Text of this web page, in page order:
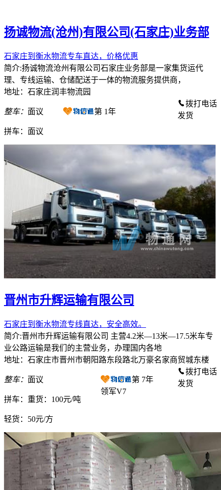
扬诚物流(沧州)有限公司(石家庄)业务部
石家庄到衡水物流专车直达，价格优惠
简介:扬诚物流沧州有限公司石家庄业务部是一家集货运代
理、专线运输、仓储配送于一体的物流服务提供商，
地址：石家庄润丰物流园
整车： 面议
拼车： 面议
第 1年
拨打电话
发货
晋州市升辉运输有限公司
石家庄到衡水物流专线直达，安全高效。
简介:晋州市升辉运输有限公司 主营4.2米—13米—17.5米车专
业公路运输是我们的主营业务，办理国内各地
地址：石家庄市晋州市朝阳路东段路北万豪名家商贸城东楼
整车： 面议
拼车： 重货：100元/吨
轻货： 50元/方
第 7年
领军V7
拨打电话
发货